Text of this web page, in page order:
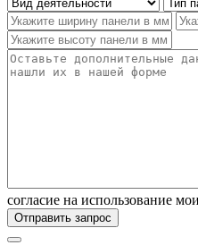
согласие на использование